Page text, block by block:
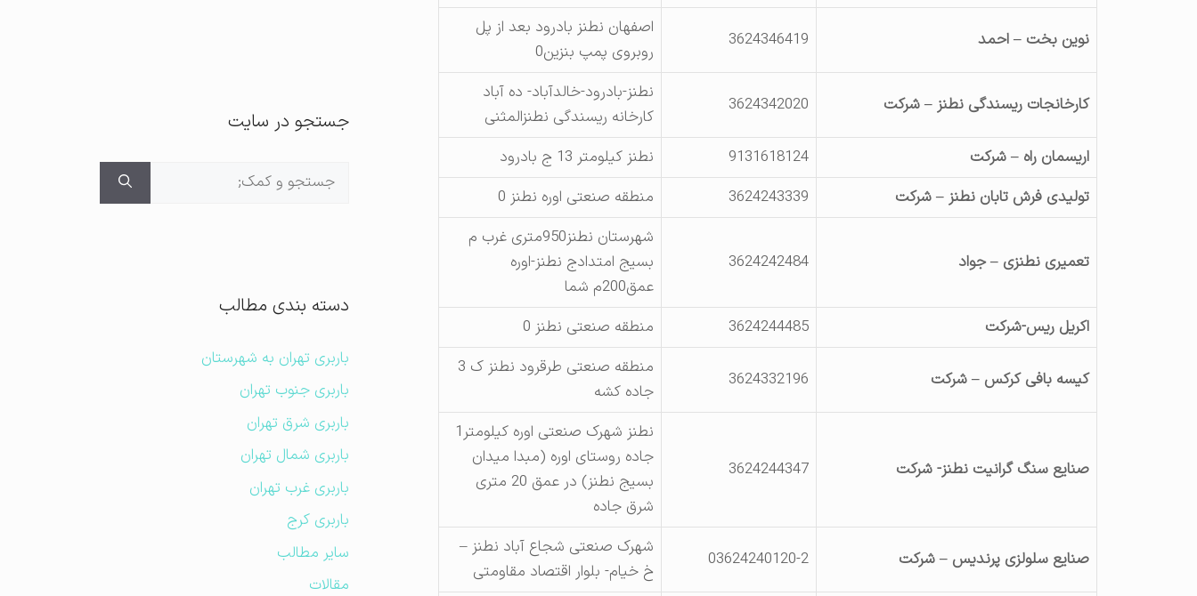
نوین بخت – احمد 3624346419
اصفهان نطنز بادرود بعد از پل
روبروی پمپ بنزین0
کارخانجات ریسندگی نطنز – شرکت 3624342020
نطنز-بادرود-خالدآباد- ده آباد
کارخانه ریسندگی نطنزالمثنی
اریسمان راه – شرکت
9131618124
نطنز کیلومتر 13 ج بادرود
تولیدی فرش تابان نطنز – شرکت
3624243339 منطقه صنعتی اوره نطنز 0
تعمیری نطنزی – جواد 3624242484
شهرستان نطنز950متری غرب م
بسیج امتدادج نطنز-اوره
عمق200م شما
اکریل ریس-شرکت
3624244485 منطقه صنعتی نطنز 0
کیسه بافی کرکس – شرکت 3624332196
منطقه صنعتی طرقرود نطنز ک 3
جاده کشه
صنایع سنگ گرانیت نطنز- شرکت 3624244347
نطنز شهرک صنعتی اوره کیلومتر1
جاده روستای اوره (مبدا میدان
بسیج نطنز) در عمق 20 متری
شرق جاده
صنایع سلولزی پرندیس – شرکت 03624240120-2
شهرک صنعتی شجاع آباد نطنز –
خ خیام- بلوار اقتصاد مقاومتی
جستجو در سایت
جستجوی
دسته بندی مطالب
باربری تهران به شهرستان
باربری جنوب تهران
باربری شرق تهران
باربری شمال تهران
باربری غرب تهران
باربری کرج
سایر مطالب
مقالات